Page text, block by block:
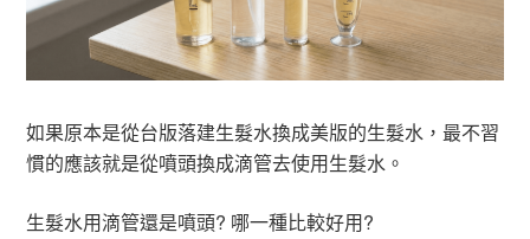
如果原本是從台版落建生髮水換成美版的生髮水，最不習
慣的應該就是從噴頭換成滴管去使用生髮水。
生髮水用滴管還是噴頭? 哪一種比較好用?